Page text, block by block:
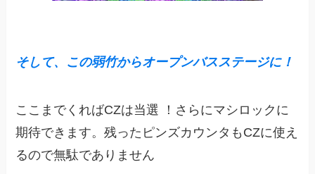
そして、この弱竹からオープンバスステージに！
ここまでくればCZは当選 ！さらにマシロックに
期待できます。残ったピンズカウンタもCZに使え
るので無駄でありません